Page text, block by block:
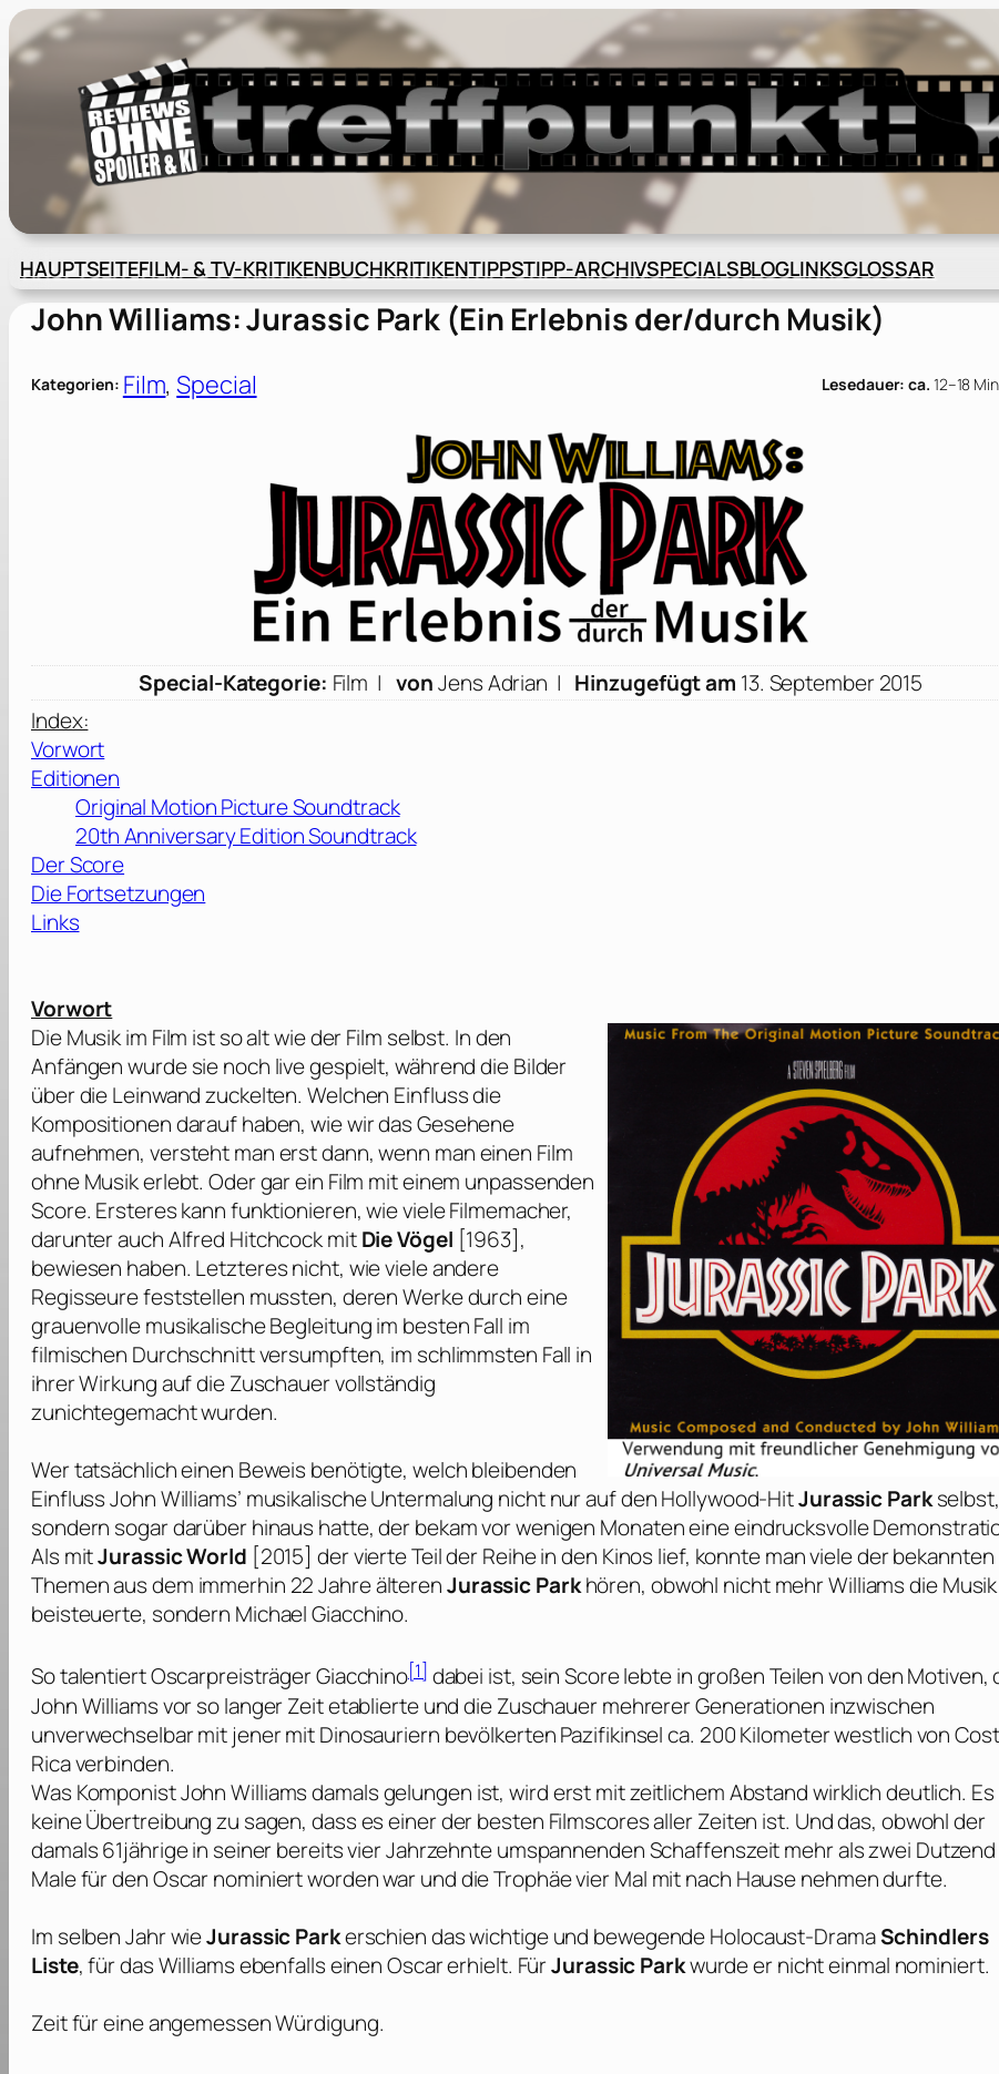
Zum
Inhalt
springen
HAUPTSEITEFILM- & TV-KRITIKENBUCHKRITIKENTIPPSTIPP-ARCHIVSPECIALSBLOGLINKSGLOSSAR
John Williams: Jurassic Park (Ein Erlebnis der/durch Musik)
Kategorien: Film, Special Lesedauer: ca. 12–18
Special-Kategorie: Film | vonJens Adrian | Hinzugefügt am 13. September 2015
Index:
Vorwort
Editionen
Original Motion Picture Soundtrack
20th Anniversary Edition Soundtrack
Der Score
Die Fortsetzungen
Links
Vorwort
Die Musik im Film ist so alt wie der Film selbst. In den
Anfängen wurde sie noch live gespielt, während die Bilder
über die Leinwand zuckelten. Welchen Einfluss die
Kompositionen darauf haben, wie wir das Gesehene
aufnehmen, versteht man erst dann, wenn man einen Film
ohne Musik erlebt. Oder gar ein Film mit einem unpassenden
Score. Ersteres kann funktionieren, wie viele Filmemacher,
darunter auchAlfred HitchcockmitDie Vögel [1963],
bewiesen haben. Letzteres nicht, wie viele andere
Regisseure feststellen mussten, deren Werke durch eine
grauenvolle musikalische Begleitung im besten Fall im
filmischen Durchschnitt versumpften, im schlimmsten Fall in
ihrer Wirkung auf die Zuschauer vollständig
zunichtegemacht wurden.
Wer tatsächlich einen Beweis benötigte, welch bleibenden
EinflussJohn Williams’ musikalische Untermalung nicht nur auf den Hollywood-HitJurassic Parkselbst,
sondern sogar darüber hinaus hatte, der bekam vor wenigen Monaten eine eindrucksvolle
Als mitJurassic World [2015] der vierte Teil der Reihe in den Kinos lief, konnte man viele der bekannten
Themen aus dem immerhin 22 Jahre älterenJurassic Parkhören, obwohl nicht mehrWilliamsdie Musik
beisteuerte, sondern Michael Giacchino.
So talentiertOscarpreisträgerGiacchino[1] dabei ist, sein Score lebte in großen Teilen von den Motiven,
John Williamsvor so langer Zeit etablierte und die Zuschauer mehrerer Generationen inzwischen
unverwechselbar mit jener mit Dinosauriern bevölkerten Pazifikinsel ca. 200 Kilometer westlich von
Rica verbinden.
Was KomponistJohn Williamsdamals gelungen ist, wird erst mit zeitlichem Abstand wirklich deutlich.
keine Übertreibung zu sagen, dass es einer der besten Filmscores aller Zeiten ist. Und das, obwohl der
damals 61jährige in seiner bereits vier Jahrzehnte umspannenden Schaffenszeit mehr als zwei Dutzend
Male für denOscarnominiert worden war und die Trophäe vier Mal mit nach Hause nehmen durfte.
Im selben Jahr wieJurassic Parkerschien das wichtige und bewegende Holocaust-DramaSchindlers
Liste, für dasWilliamsebenfalls einenOscarerhielt. FürJurassic Parkwurde er nicht einmal nominiert.
Zeit für eine angemessen Würdigung.